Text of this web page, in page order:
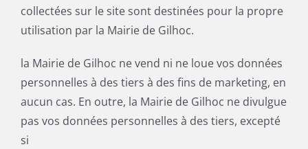
collectées sur le site sont destinées pour la propre
utilisation par la Mairie de Gilhoc.
la Mairie de Gilhoc ne vend ni ne loue vos données
personnelles à des tiers à des fins de marketing, en
aucun cas. En outre, la Mairie de Gilhoc ne divulgue
pas vos données personnelles à des tiers, excepté
si